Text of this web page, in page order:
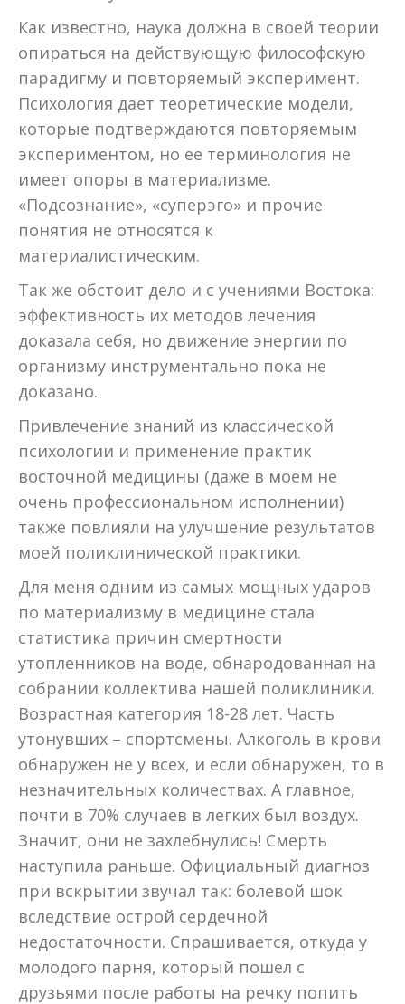
Как известно, наука должна в своей теории
опираться на действующую философскую
парадигму и повторяемый эксперимент.
Психология дает теоретические модели,
которые подтверждаются повторяемым
экспериментом, но ее терминология не
имеет опоры в материализме.
«Подсознание», «суперэго» и прочие
понятия не относятся к
материалистическим.
Так же обстоит дело и с учениями Востока:
эффективность их методов лечения
доказала себя, но движение энергии по
организму инструментально пока не
доказано.
Привлечение знаний из классической
психологии и применение практик
восточной медицины (даже в моем не
очень профессиональном исполнении)
также повлияли на улучшение результатов
моей поликлинической практики.
Для меня одним из самых мощных ударов
по материализму в медицине стала
статистика причин смертности
утопленников на воде, обнародованная на
собрании коллектива нашей поликлиники.
Возрастная категория 18-28 лет. Часть
утонувших – спортсмены. Алкоголь в крови
обнаружен не у всех, и если обнаружен, то в
незначительных количествах. А главное,
почти в 70% случаев в легких был воздух.
Значит, они не захлебнулись! Смерть
наступила раньше. Официальный диагноз
при вскрытии звучал так: болевой шок
вследствие острой сердечной
недостаточности. Спрашивается, откуда у
молодого парня, который пошел с
друзьями после работы на речку попить